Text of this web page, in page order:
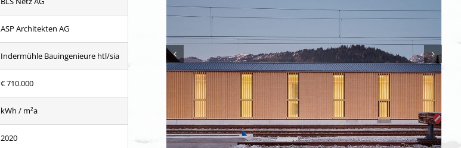
ASP Architekten AG
Indermühle Bauingenieure htl/sia
€ 710.000
kWh / m²a
2020